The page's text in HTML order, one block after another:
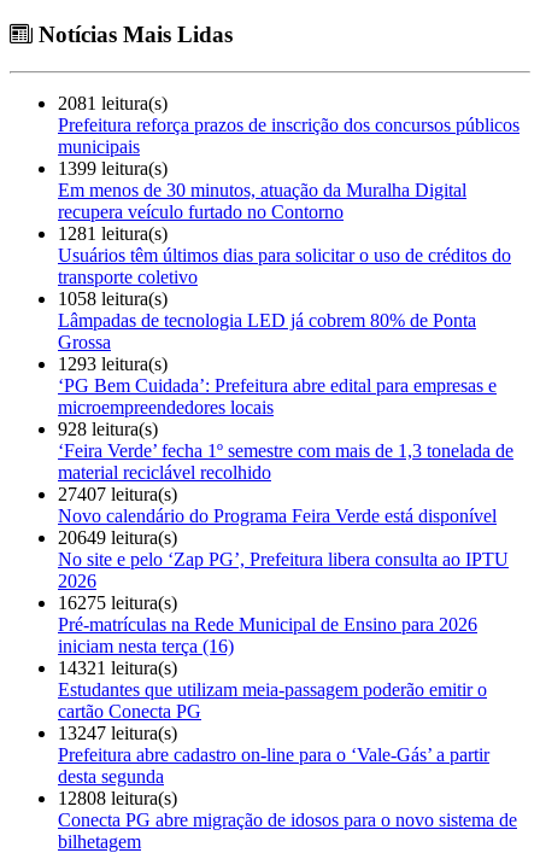
Notícias Mais Lidas
2081 leitura(s)
Prefeitura reforça prazos de inscrição dos concursos públicos
municipais
1399 leitura(s)
Em menos de 30 minutos, atuação da Muralha Digital
recupera veículo furtado no Contorno
1281 leitura(s)
Usuários têm últimos dias para solicitar o uso de créditos do
transporte coletivo
1058 leitura(s)
Lâmpadas de tecnologia LED já cobrem 80% de Ponta
Grossa
1293 leitura(s)
‘PG Bem Cuidada’: Prefeitura abre edital para empresas e
microempreendedores locais
928 leitura(s)
‘Feira Verde’ fecha 1º semestre com mais de 1,3 tonelada de
material reciclável recolhido
27407 leitura(s)
Novo calendário do Programa Feira Verde está disponível
20649 leitura(s)
No site e pelo ‘Zap PG’, Prefeitura libera consulta ao IPTU
2026
16275 leitura(s)
Pré-matrículas na Rede Municipal de Ensino para 2026
iniciam nesta terça (16)
14321 leitura(s)
Estudantes que utilizam meia-passagem poderão emitir o
cartão Conecta PG
13247 leitura(s)
Prefeitura abre cadastro on-line para o ‘Vale-Gás’ a partir
desta segunda
12808 leitura(s)
Conecta PG abre migração de idosos para o novo sistema de
bilhetagem